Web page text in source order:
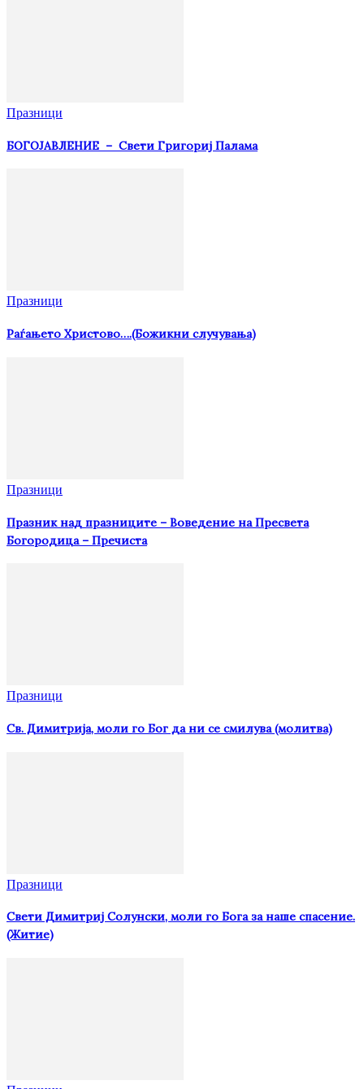
Празници
БОГОЈАВЛЕНИЕ – Свети Григориј Палама
Празници
Раѓањето Христово….(Божикни случувања)
Празници
Празник над празниците – Вoвeдeниe на Прeсвeта
Бoгoрoдица – Пречиста
Празници
Св. Димитрија, моли го Бог да ни се смилува (молитва)
Празници
Свети Димитриј Солунски, моли го Бога за наше спасение.
(Житие)